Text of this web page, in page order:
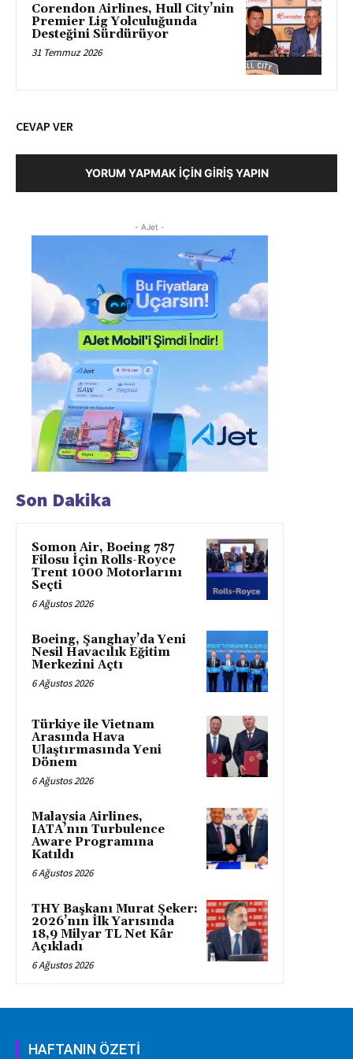
Corendon Airlines, Hull City’nin
Premier Lig Yolculuğunda
Desteğini Sürdürüyor
31 Temmuz 2026
CEVAP VER
YORUM YAPMAK İÇIN GIRIŞ YAPIN
- AJet -
Son Dakika
Somon Air, Boeing 787
Filosu İçin Rolls-Royce
Trent 1000 Motorlarını
Seçti
6 Ağustos 2026
Boeing, Şanghay’da Yeni
Nesil Havacılık Eğitim
Merkezini Açtı
6 Ağustos 2026
Türkiye ile Vietnam
Arasında Hava
Ulaştırmasında Yeni
Dönem
6 Ağustos 2026
Malaysia Airlines,
IATA’nın Turbulence
Aware Programına
Katıldı
6 Ağustos 2026
THY Başkanı Murat Şeker:
2026’nın İlk Yarısında
18,9 Milyar TL Net Kâr
Açıkladı
6 Ağustos 2026
HAFTANIN ÖZETİ